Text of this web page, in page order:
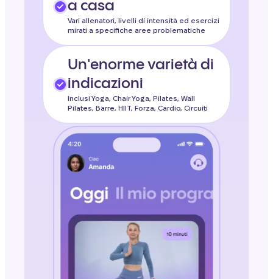
a casa
Vari allenatori, livelli di intensità ed esercizi
mirati a specifiche aree problematiche
Un'enorme varietà di
indicazioni
Inclusi Yoga, Chair Yoga, Pilates, Wall
Pilates, Barre, HIIT, Forza, Cardio, Circuiti